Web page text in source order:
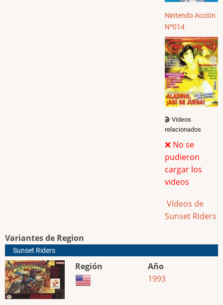
Nintendo Acción
Nº014
🎬 Videos
relacionados
❌ No se
pudieron
cargar los
videos
Vídeos de
Sunset Riders
Variantes de Region
Sunset Riders
Región
Año
1993